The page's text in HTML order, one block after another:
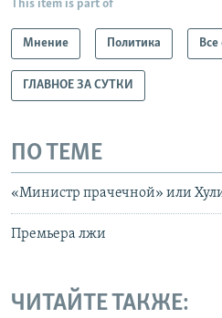
This item is part of
Мнение Политика Все
ГЛАВНОЕ ЗА СУТКИ
ПО ТЕМЕ
«Министр прачечной» или
Премьера лжи
ЧИТАЙТЕ ТАКЖЕ: